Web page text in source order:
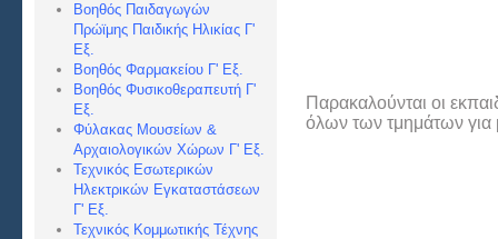
Βοηθός Παιδαγωγών
Πρώϊμης Παιδικής Ηλικίας Γ'
Εξ.
Βοηθός Φαρμακείου Γ' Εξ.
Βοηθός Φυσικοθεραπευτή Γ'
Εξ.
Φύλακας Μουσείων &
Αρχαιολογικών Χώρων Γ' Εξ.
Τεχνικός Εσωτερικών
Ηλεκτρικών Εγκαταστάσεων
Γ' Εξ.
Τεχνικός Κομμωτικής Τέχνης
Παρακαλούνται οι
όλων των τμημάτων για